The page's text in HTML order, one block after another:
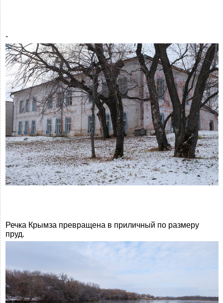
-
Речка Крымза превращена в приличный по размеру
пруд.